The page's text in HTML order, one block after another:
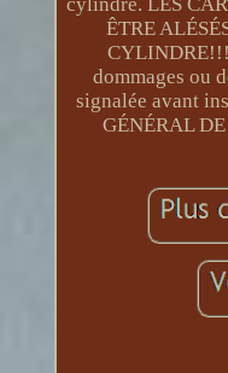
ÊTRE
dommages ou
signalée avant
GÉNÉRAL